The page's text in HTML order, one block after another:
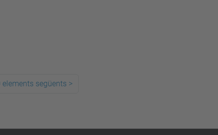
elements següents >